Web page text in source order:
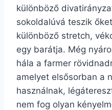
különböző
sokoldalúvá teszik
különböző stretch,
egy barátja. Még
hála a farmer
amelyet elsősorban a
használnak,
nem fog olyan